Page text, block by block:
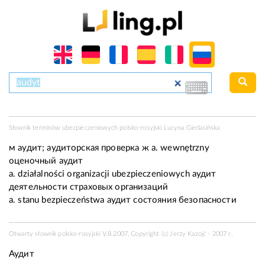
Słownik terminów ubezpieczeniowych polsko-rosyjski Lucyna Gierlasińska
м аудит; аудиторская проверка жa. wewnętrzny
оценочный аудит
a. działalności organizacji ubezpieczeniowych аудит
деятельности страховых организаций
a. stanu bezpieczeństwa аудит состояния безопасности
Otwarty słownik polsko-rosyjski V.8.2007, Copyright (c) Jerzy Kazojć - 2007 r.
Аудит